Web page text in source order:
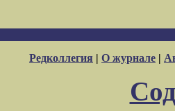
Редколлегия | О журнале |